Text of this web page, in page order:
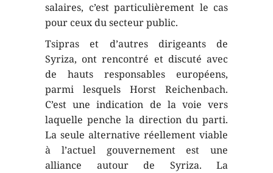
salaires, c’est particulièrement le cas
pour ceux du secteur public.
Tsipras et d’autres dirigeants de
Syriza, ont rencontré et discuté avec
de hauts responsables européens,
parmi lesquels Horst Reichenbach.
C’est une indication de la voie vers
laquelle penche la direction du parti.
La seule alternative réellement viable
à l’actuel gouvernement est une
alliance autour de Syriza. La